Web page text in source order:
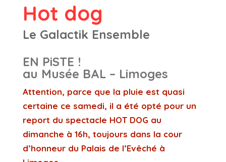
Hot dog
Le Galactik Ensemble
EN PiSTE !
au Musée BAL – Limoges
Attention, parce que la pluie est quasi
certaine ce samedi, il a été opté pour un
report du spectacle HOT DOG au
dimanche à 16h, toujours dans la cour
d’honneur du Palais de l’Evêché à